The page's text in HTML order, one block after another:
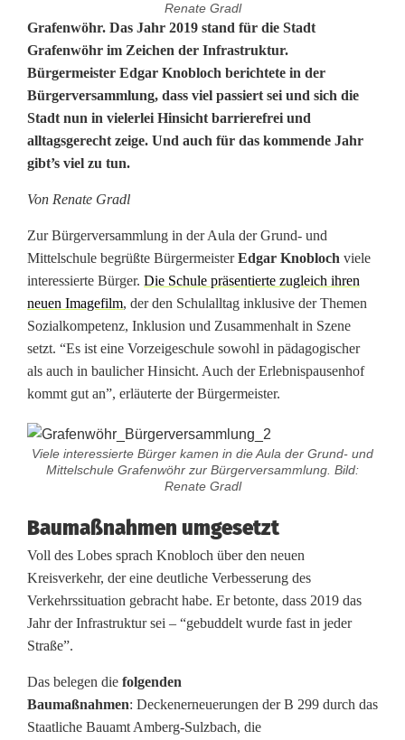
Renate Gradl
G
r
a
f
e
n
w
ö
h
r
p
c
'
s
a
n
:
J
Grafenwöhr. Das Jahr 2019 stand für die Stadt
Grafenwöhr im Zeichen der Infrastruktur.
Bürgermeister Edgar Knobloch berichtete in der
Bürgerversammlung, dass viel passiert sei und sich die
Stadt nun in vielerlei Hinsicht barrierefrei und
alltagsgerecht zeige. Und auch für das kommende Jahr
gibt’s viel zu tun.
Von Renate Gradl
Zur Bürgerversammlung in der Aula der Grund- und
Mittelschule begrüßte BürgermeisterEdgar Knobloch viele
interessierte Bürger. Die Schule präsentierte zugleich ihren
neuen Imagefilm, der den Schulalltag inklusive der Themen
Sozialkompetenz, Inklusion und Zusammenhalt in Szene
setzt. “Es ist eine Vorzeigeschule sowohl in pädagogischer
als auch in baulicher Hinsicht. Auch der Erlebnispausenhof
kommt gut an”, erläuterte der Bürgermeister.
Viele interessierte Bürger kamen in die Aula der Grund- und
Mittelschule Grafenwöhr zur Bürgerversammlung. Bild:
Renate Gradl
Baumaßnahmen umgesetzt
Voll des Lobes sprach Knobloch über den neuen
Kreisverkehr, der eine deutliche Verbesserung des
Verkehrssituation gebracht habe. Er betonte, dass 2019 das
Jahr der Infrastruktur sei – “gebuddelt wurde fast in jeder
Straße”.
Das belegen die folgenden
Baumaßnahmen: Deckenerneuerungen der B 299 durch das
Staatliche Bauamt Amberg-Sulzbach, die